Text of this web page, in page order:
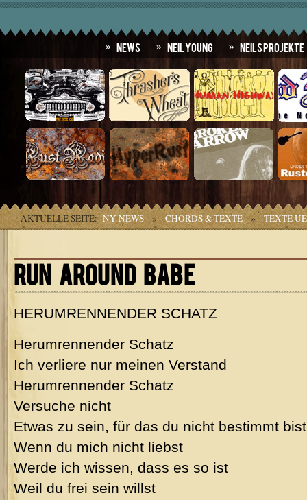
News Neil Young Neils Projekte
AKTUELLE SEITE: NY NEWS » CHORDS & TEXTE » TEXTE
RUN AROUND BABE
HERUMRENNENDER SCHATZ
Herumrennender Schatz
Ich verliere nur meinen Verstand
Herumrennender Schatz
Versuche nicht
Etwas zu sein, für das du nicht bestimmt bist
Wenn du mich nicht liebst
Werde ich wissen, dass es so ist
Weil du frei sein willst